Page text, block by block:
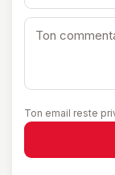
Ton email reste